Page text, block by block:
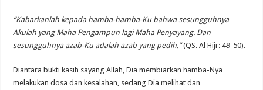
“Kabarkanlah kepada hamba-hamba-Ku bahwa sesungguhnya
Akulah yang Maha Pengampun lagi Maha Penyayang. Dan
sesungguhnya azab-Ku adalah azab yang pedih.”(QS. Al Hijr: 49-50).
Diantara bukti kasih sayang Allah, Dia membiarkan hamba-Nya
melakukan dosa dan kesalahan, sedang Dia melihat dan